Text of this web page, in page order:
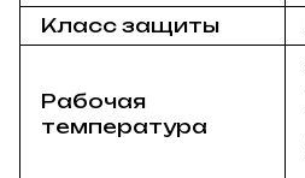
Класс защиты
Рабочая
температура